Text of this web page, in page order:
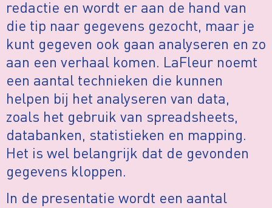
redactie en wordt er aan de hand van
die tip naar gegevens gezocht, maar je
kunt gegeven ook gaan analyseren en zo
aan een verhaal komen. LaFleur noemt
een aantal technieken die kunnen
helpen bij het analyseren van data,
zoals het gebruik van spreadsheets,
databanken, statistieken en mapping.
Het is wel belangrijk dat de gevonden
gegevens kloppen.
In de presentatie wordt een aantal